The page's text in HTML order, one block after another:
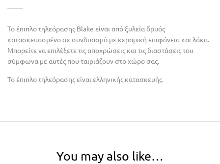
Το έπιπλο τηλεόρασης Blake είναι από ξυλεία δρυός
κατασκευασμένο σε συνδυασμό με κεραμική επιφάνεια και λάκα.
Μπορείτε να επιλέξετε τις αποχρώσεις και τις διαστάσεις του
σύμφωνα με αυτές που ταιριάζουν στο χώρο σας.
Το έπιπλο τηλεόρασης είναι ελληνικής κατασκευής.
You may also like…